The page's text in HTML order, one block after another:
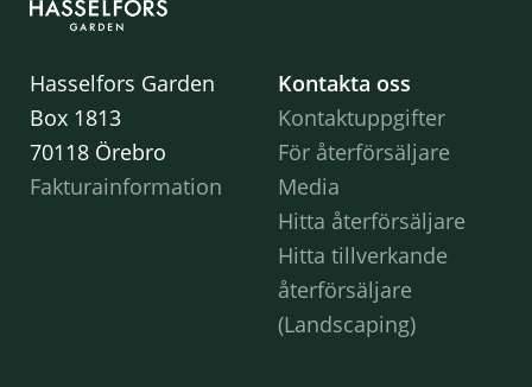
Hasselfors Garden
Box 1813
70118 Örebro
Fakturainformation
Kontakta oss
Kontaktuppgifter
För återförsäljare
Media
Hitta återförsäljare
Hitta tillverkande
återförsäljare
(Landscaping)